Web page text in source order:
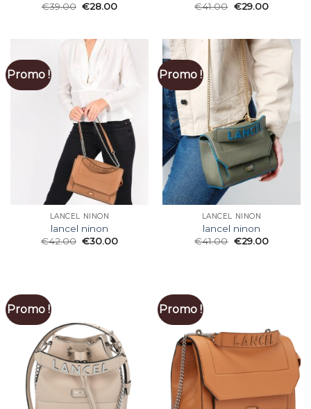
€39.00 €28.00
€41.00 €29.00
Promo !
LANCEL NINON
lancel ninon
€42.00 €30.00
Promo !
LANCEL NINON
lancel ninon
€41.00 €29.00
Promo ! Promo !